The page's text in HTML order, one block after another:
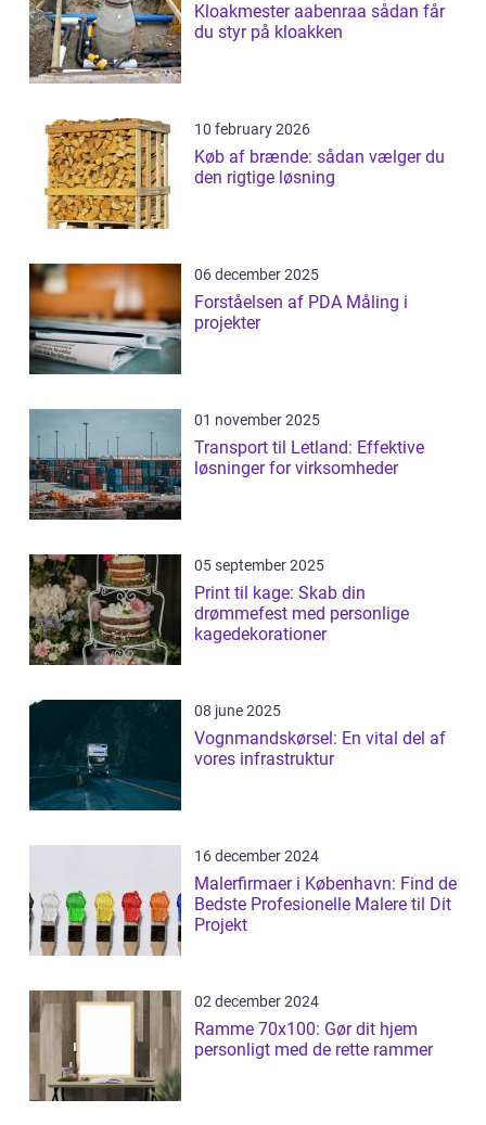
Kloakmester aabenraa sådan får
du styr på kloakken
10 february 2026
Køb af brænde: sådan vælger du
den rigtige løsning
06 december 2025
Forståelsen af PDA Måling i
projekter
01 november 2025
Transport til Letland: Effektive
løsninger for virksomheder
05 september 2025
Print til kage: Skab din
drømmefest med personlige
kagedekorationer
08 june 2025
Vognmandskørsel: En vital del af
vores infrastruktur
16 december 2024
Malerfirmaer i København: Find de
Bedste Profesionelle Malere til Dit
Projekt
02 december 2024
Ramme 70x100: Gør dit hjem
personligt med de rette rammer